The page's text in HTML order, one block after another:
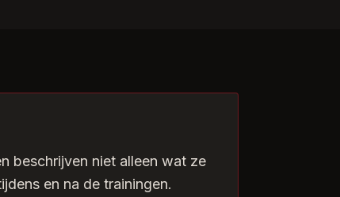
beschrijven niet alleen wat ze
en na de trainingen.